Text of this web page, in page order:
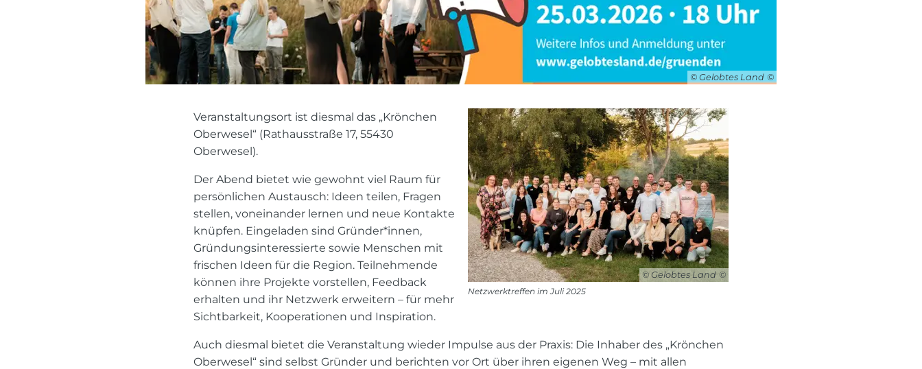
© Gelobtes Land
© Gelobtes Land
Netzwerktreffen im Juli 2025
Veranstaltungsort ist diesmal das „Krönchen
Oberwesel“ (Rathausstraße 17, 55430
Oberwesel).
Der Abend bietet wie gewohnt viel Raum für
persönlichen Austausch: Ideen teilen, Fragen
stellen, voneinander lernen und neue Kontakte
knüpfen. Eingeladen sind Gründer*innen,
Gründungsinteressierte sowie Menschen mit
frischen Ideen für die Region. Teilnehmende
können ihre Projekte vorstellen, Feedback
erhalten und ihr Netzwerk erweitern – für mehr
Sichtbarkeit, Kooperationen und Inspiration.
Auch diesmal bietet die Veranstaltung wieder Impulse aus der Praxis: Die Inhaber des „Krönchen
Oberwesel“ sind selbst Gründer und berichten vor Ort über ihren eigenen Weg – mit allen